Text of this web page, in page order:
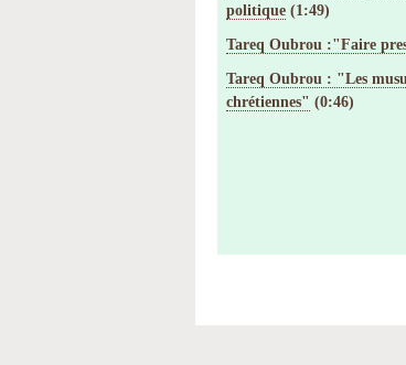
politique (1:49)
Tareq Oubrou :"Faire
Tareq Oubrou : "Les
chrétiennes" (0:46)